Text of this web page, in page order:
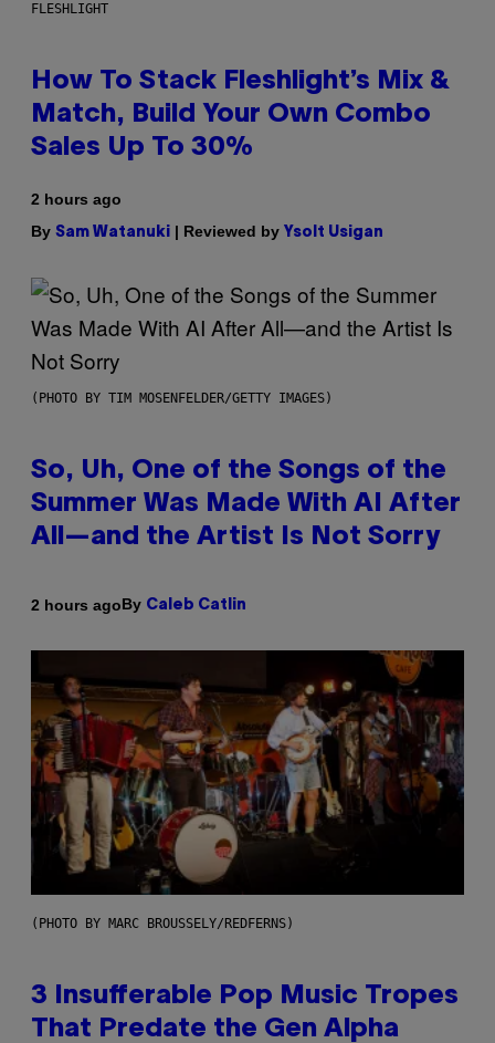
FLESHLIGHT
How To Stack Fleshlight’s Mix &
Match, Build Your Own Combo
Sales Up To 30%
2 hours ago
By Sam Watanuki | Reviewed by Ysolt Usigan
(PHOTO BY TIM MOSENFELDER/GETTY IMAGES)
So, Uh, One of the Songs of the
Summer Was Made With AI After
All—and the Artist Is Not Sorry
2 hours agoBy Caleb Catlin
(PHOTO BY MARC BROUSSELY/REDFERNS)
3 Insufferable Pop Music Tropes
That Predate the Gen Alpha